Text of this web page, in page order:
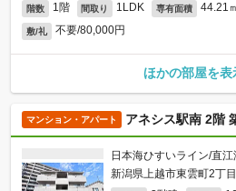
階数 1階 間取り 1LDK 専有面積 44.21
敷/礼 不要/80,000円
ほかの部屋を表
マンション・アパート アネシス駅南 2階
日本海ひすいライン/直
新潟県上越市東雲町2丁